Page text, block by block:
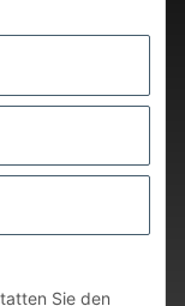
Sie den